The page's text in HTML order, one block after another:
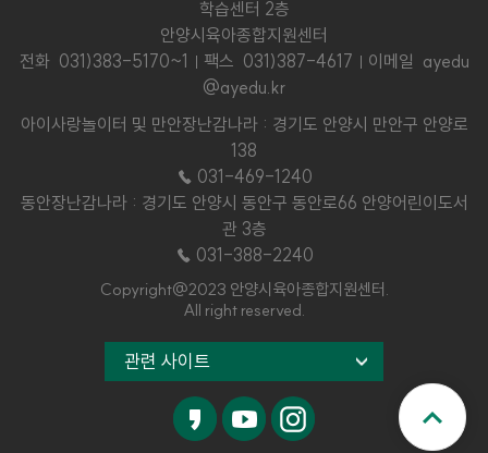
학습센터 2층
안양시육아종합지원센터
전화 031)383-5170~1 팩스 031)387-4617
이메일 ayedu
@ayedu.kr
아이사랑놀이터 및 만안장난감나라 : 경기도 안양시 만안구 안양로
138
☎ 031-469-1240
동안장난감나라 : 경기도 안양시 동안구 동안로66 안양어린이도서
관 3층
☎ 031-388-2240
Copyright@2023 안양시육아종합지원센터.
All right reserved.
관련 사이트